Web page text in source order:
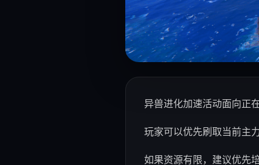
异兽进化加速活动面向正
玩家可以优先刷取当前主
如果资源有限，建议优先